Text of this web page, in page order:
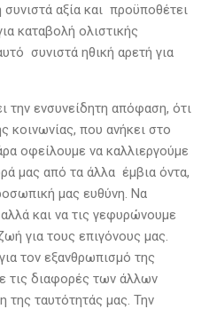
αξία και προϋποθέτει
καταβολή ολιστικής
συνιστά ηθική αρετή για
την ενσυνείδητη απόφαση, ότι
κοινωνίας, που ανήκει στο
οφείλουμε να καλλιεργούμε
μας από τα άλλα έμβια όντα,
μας ευθύνη. Να
και να τις γεφυρώνουμε
για τους επιγόνους μας.
τον εξανθρωπισμό της
τις διαφορές των άλλων
της ταυτότητάς μας. Την